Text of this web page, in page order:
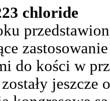
chloride
do kości w
jeszcze